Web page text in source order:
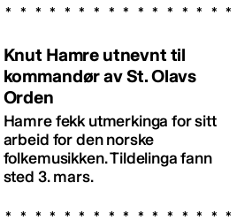
Knut Hamre utnevnt til
kommandør av St. Olavs
Orden
Hamre fekk utmerkinga for sitt
arbeid for den norske
folkemusikken. Tildelinga fann
sted 3. mars.